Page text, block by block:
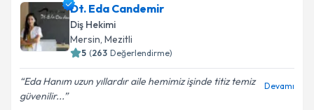
Dt. Eda Candemir
Diş Hekimi
Mersin, Mezitli
5 (263 Değerlendirme)
Eda Hanım uzun yıllardır aile hemimiz işinde titiz temiz
güvenilir...
Devamı